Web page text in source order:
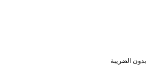
بدون الضريبة